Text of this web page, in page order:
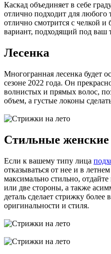
Каскад объединяет в себе
отлично подходит для любого
отлично смотрится с челкой и
вариант, подходящий под ваш
Лесенка
Многогранная лесенка будет
сезоне 2022 года. Он
волнистых и прямых волос,
объем, а густые локоны
Стильные
Если к вашему типу лица
отказываться от нее и в
максимально стильно,
или две стороны, а также
деталь сделает стрижку более
оригинальности и стиля.